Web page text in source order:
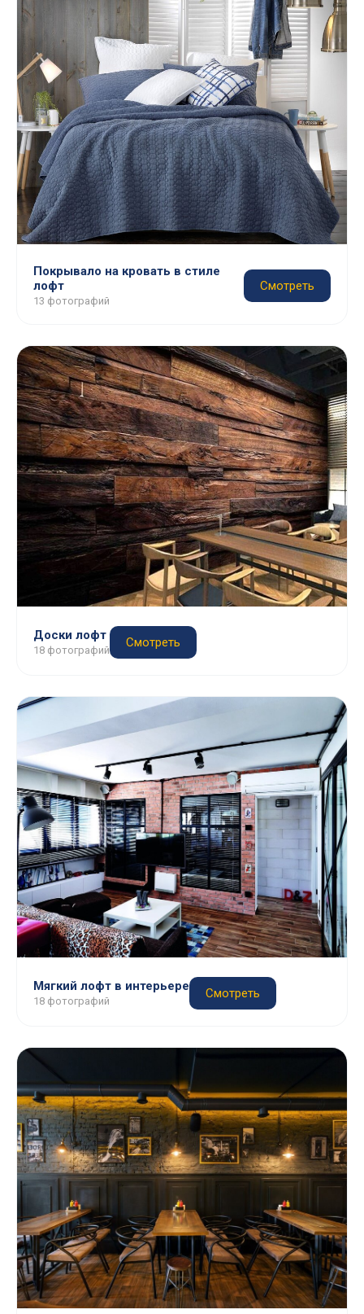
Покрывало на кровать в стиле
лофт
13 фотографий
Смотреть
Доски лофт
18 фотографий
Смотреть
Мягкий лофт в интерьере
18 фотографий
Смотреть